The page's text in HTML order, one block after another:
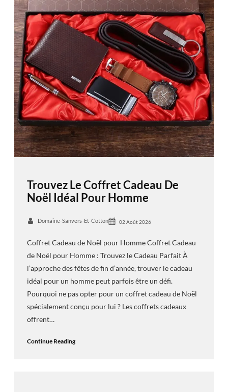
Trouvez Le Coffret Cadeau De
Noël Idéal Pour Homme
Domaine-Sanvers-Et-Cotton 02 Août 2026
Coffret Cadeau de Noël pour Homme Coffret Cadeau
de Noël pour Homme : Trouvez le Cadeau Parfait À
l’approche des fêtes de fin d’année, trouver le cadeau
idéal pour un homme peut parfois être un défi.
Pourquoi ne pas opter pour un coffret cadeau de Noël
spécialement conçu pour lui ? Les coffrets cadeaux
offrent…
Continue Reading